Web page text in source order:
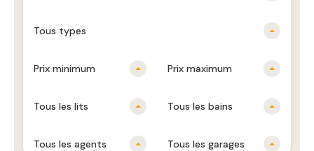
Tous types
Prix ​​minimum Prix ​​maximum
Tous les lits Tous les bains
Tous les agents Tous les garages